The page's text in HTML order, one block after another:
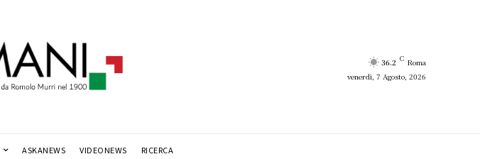
36.2 C Roma
venerdì, 7 Agosto, 2026
ASKANEWS VIDEONEWS RICERCA